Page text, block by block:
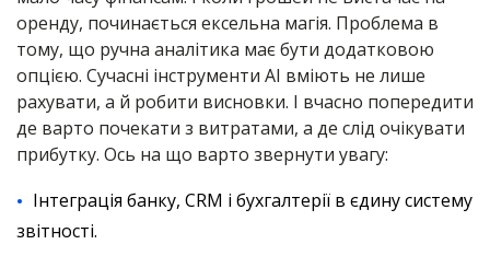
оренду, починається ексельна магія. Проблема в
тому, що ручна аналітика має бути додатковою
опцією. Сучасні інструменти AI вміють не лише
рахувати, а й робити висновки. І вчасно попередити
де варто почекати з витратами, а де слід очікувати
прибутку. Ось на що варто звернути увагу:
Інтеграція банку, CRM і бухгалтерії в єдину систему
звітності.